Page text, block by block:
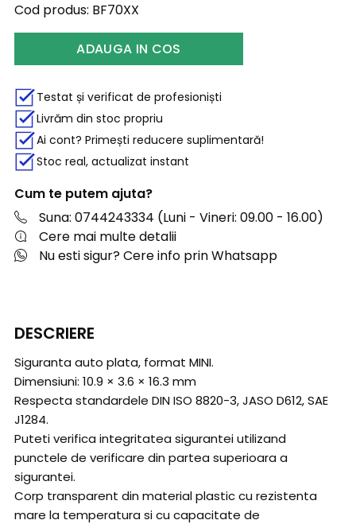
Cod produs: BF70XX
ADAUGA IN COS
Testat și verificat de profesioniști
Livrăm din stoc propriu
Ai cont? Primești reducere suplimentară!
Stoc real, actualizat instant
Cum te putem ajuta?
Suna: 0744243334 (Luni - Vineri: 09.00 - 16.00)
Cere mai multe detalii
Nu esti sigur? Cere info prin Whatsapp
DESCRIERE
Siguranta auto plata, format MINI.
Dimensiuni: 10.9 × 3.6 × 16.3 mm
Respecta standardele DIN ISO 8820-3, JASO D612, SAE
J1284.
Puteti verifica integritatea sigurantei utilizand
punctele de verificare din partea superioara a
sigurantei.
Corp transparent din material plastic cu rezistenta
mare la temperatura si cu capacitate de